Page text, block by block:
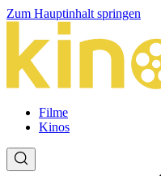
Zum Hauptinhalt springen
Filme
Kinos